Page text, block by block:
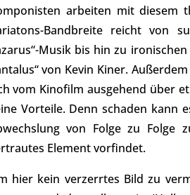
arbeiten mit diesem
Bandbreite reicht von
Musik bis hin zu
von Kevin Kiner.
vom Kinofilm ausgehend über
Vorteile. Denn schaden kann
von Folge zu
Element vorfindet.
hier kein verzerrtes Bild zu